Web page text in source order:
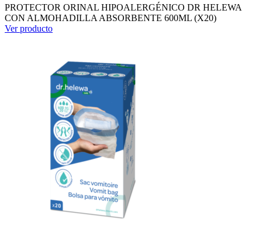
PROTECTOR ORINAL HIPOALERGÉNICO DR HELEWA
CON ALMOHADILLA ABSORBENTE 600ML (X20)
Ver producto